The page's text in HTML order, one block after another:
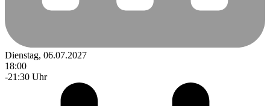
Dienstag, 06.07.2027
18:00
-21:30 Uhr